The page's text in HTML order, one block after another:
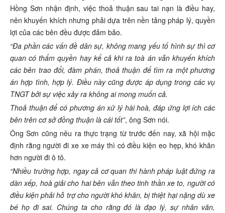
Hồng Sơn nhận định, việc thoả thuận sau tai nạn là điều hay,
nên khuyến khích nhưng phải dựa trên nền tảng pháp lý, quyền
lợi của các bên đều được đảm bảo.
“Đa phần các vấn đề dân sự, không mang yếu tố hình sự thì cơ
quan có thẩm quyền hay kể cả khi ra toà án vẫn khuyến khích
các bên trao đổi, đàm phán, thoả thuận để tìm ra một phương
án hợp tình, hợp lý. Điều này cũng được áp dụng trong các vụ
TNGT bởi sự việc xảy ra không ai mong muốn cả.
Thoả thuận để có phương án xử lý hài hoà, đáp ứng lợi ích các
bên trên cơ sở đồng thuận là cái tốt”, ông Sơn nói.
Ông Sơn cũng nêu ra thực trạng từ trước đến nay, xã hội mặc
định rằng người đi xe xe máy thì có điều kiện eo hẹp, khó khăn
hơn người đi ô tô.
“Nhiều trường hợp, ngay cả cơ quan thi hành pháp luật đứng ra
dàn xếp, hoà giải cho hai bên vẫn theo tinh thần xe to, người có
điều kiện phải hỗ trợ cho người khó khăn, bị thiệt hại nặng dù xe
bé họ đi sai. Chúng ta cho rằng đó là đạo lý, sự nhân văn,